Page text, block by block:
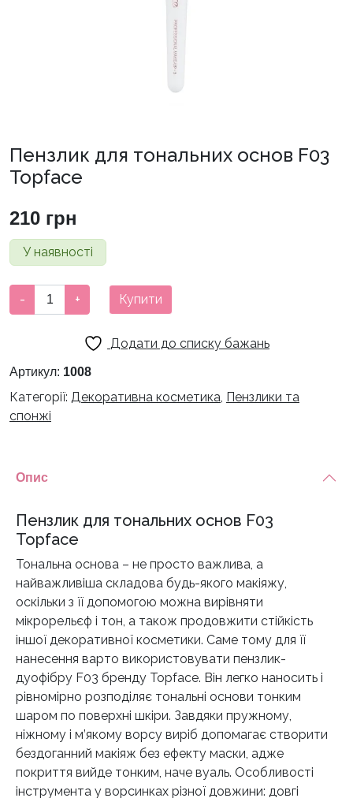
Пензлик для тональних основ F03
Topface
210 грн
У наявності
Пензлик
для
F03
кількість
- + Купити
Додати до списку бажань
Артикул: 1008
Категорії: Декоративна косметика, Пензлики та
спонжі
Опис
Пензлик для тональних основ F03
Topface
Тональна основа – не просто важлива, а
найважливіша складова будь-якого макіяжу,
оскільки з її допомогою можна вирівняти
мікрорельєф і тон, а також продовжити стійкість
іншої декоративної косметики. Саме тому для її
нанесення варто використовувати пензлик-
дуофібру F03 бренду Topface. Він легко наносить і
рівномірно розподіляє тональні основи тонким
шаром по поверхні шкіри. Завдяки пружному,
ніжному і м’якому ворсу виріб допомагає створити
бездоганний макіяж без ефекту маски, адже
покриття вийде тонким, наче вуаль. Особливості
інструмента у ворсинках різної довжини: довгі